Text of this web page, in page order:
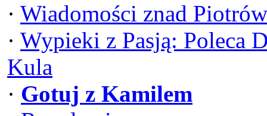
· Wiadomości znad
· Wypieki z Pasją: Poleca
Kula
· Gotuj z Kamilem